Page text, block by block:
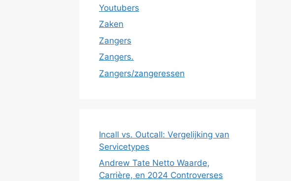
Youtubers
Zaken
Zangers
Zangers.
Zangers/zangeressen
Incall vs. Outcall: Vergelijking van
Servicetypes
Andrew Tate Netto Waarde,
Carrière, en 2024 Controverses